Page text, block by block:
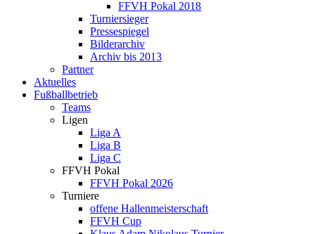
FFVH Pokal 2018
Turniersieger
Pressespiegel
Bilderarchiv
Archiv bis 2013
Partner
Aktuelles
Fußballbetrieb
Teams
Ligen
Liga A
Liga B
Liga C
FFVH Pokal
FFVH Pokal 2026
Turniere
offene Hallenmeisterschaft
FFVH Cup